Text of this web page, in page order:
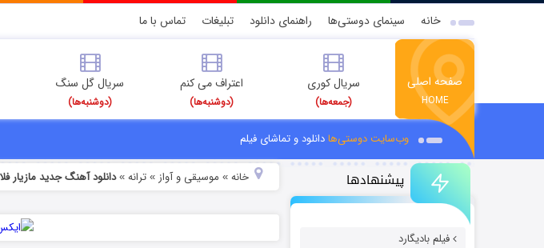
خانه سینمای دوستی‌ها راهنمای دانلود تبلیغات تماس با ما
صفحه اصلی
HOME
سریال کوری
(جمعه‌ها)
اعتراف می کنم
(دوشنبه‌ها)
سریال گل سنگ
(دوشنبه‌ها)
وب‌سایت دوستی‌هادانلود و تماشای فیلم
پیشنهادها
فیلم بادیگارد
خانه» موسیقی و آواز » ترانه»دانلود آهنگ جدید مازیار